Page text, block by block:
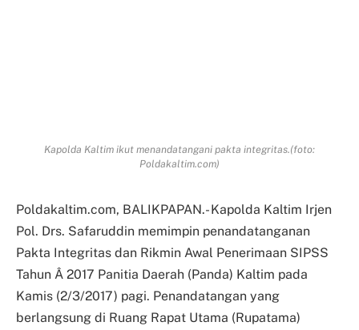
Kapolda Kaltim ikut menandatangani pakta integritas.(foto:
Poldakaltim.com)
Poldakaltim.com, BALIKPAPAN.- Kapolda Kaltim Irjen
Pol. Drs. Safaruddin memimpin penandatanganan
Pakta Integritas dan Rikmin Awal Penerimaan SIPSS
Tahun Â 2017 Panitia Daerah (Panda) Kaltim pada
Kamis (2/3/2017) pagi. Penandatangan yang
berlangsung di Ruang Rapat Utama (Rupatama)